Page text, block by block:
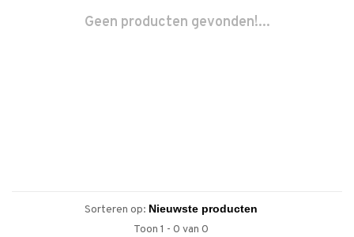
Geen producten gevonden!...
Sorteren op:
Toon 1 - 0 van 0